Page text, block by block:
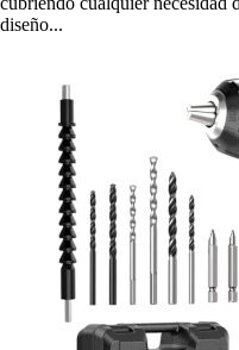
diseño...